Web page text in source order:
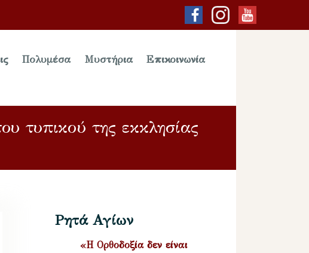
Πολυμέσα Μυστήρια Επικοινωνία
τυπικού της εκκλησίας
Ρητά Αγίων
«Η Ορθοδοξία δεν είναι